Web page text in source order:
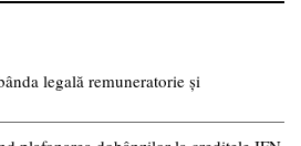
legală remuneratorie și